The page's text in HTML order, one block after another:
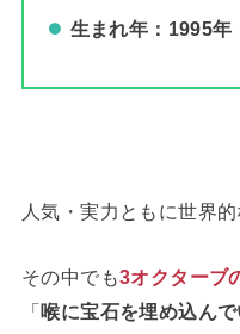
生まれ年：1995年
人気・実力ともに世界
その中でも3オクターブ
「 喉に宝石を埋め込ん